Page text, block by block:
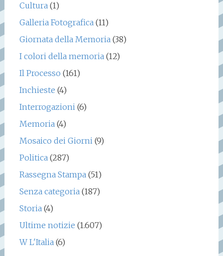
Cultura(1)
Galleria Fotografica(11)
Giornata della Memoria(38)
I colori della memoria(12)
Il Processo (161)
Inchieste (4)
Interrogazioni(6)
Memoria(4)
Mosaico dei Giorni(9)
Politica(287)
Rassegna Stampa(51)
Senza categoria(187)
Storia(4)
Ultime notizie (1.607)
W L'Italia(6)